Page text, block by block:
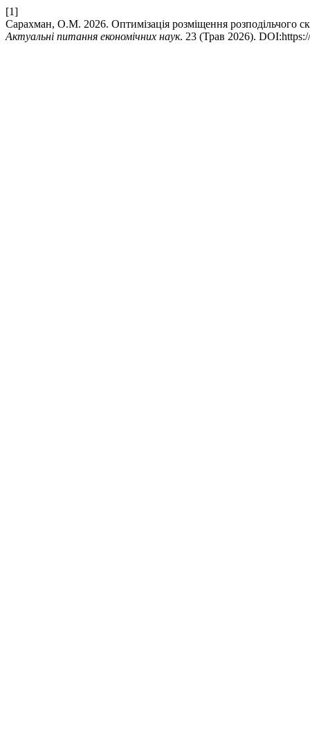
[1]
Сарахман, О.М. 2026. Оптимізація розміщення розподільчого
Актуальні питання економічних наук. 23 (Трав 2026).